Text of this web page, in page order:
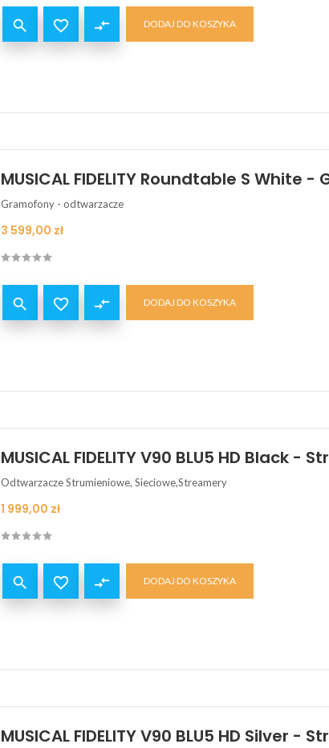
  compare_arrows DODAJ DO KOSZYKA
MUSICAL FIDELITY Roundtable S White -
Gramofony - odtwarzacze
Cena
3 599,00 zł
  compare_arrows DODAJ DO KOSZYKA
MUSICAL FIDELITY V90 BLU5 HD Black -
Odtwarzacze Strumieniowe, Sieciowe,Streamery
Cena
1 999,00 zł
  compare_arrows DODAJ DO KOSZYKA
MUSICAL FIDELITY V90 BLU5 HD Silver -